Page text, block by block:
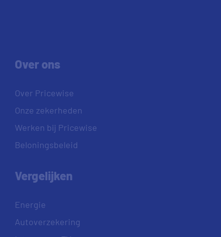
Over ons
Over Pricewise
Onze zekerheden
Werken bij Pricewise
Beloningsbeleid
Vergelijken
Energie
Autoverzekering